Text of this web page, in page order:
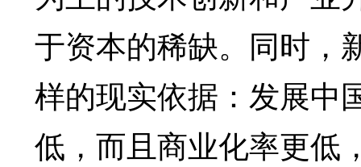
于资本的稀缺。同时，
样的现实依据：发展中
低，而且商业化率更低